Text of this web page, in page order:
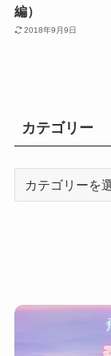
編）
2018年9月9日
カテゴリー